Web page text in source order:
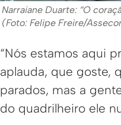
Narraiane Duarte: “O
(Foto: Felipe Freire/
“Nós estamos aqui
aplauda, que goste,
parados, mas a
do quadrilheiro ele